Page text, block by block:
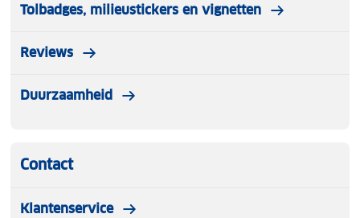
Tolbadges, milieustickers en vignetten
Reviews
Duurzaamheid
Contact
Klantenservice